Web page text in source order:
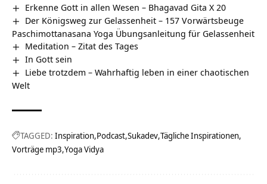
Erkenne Gott in allen Wesen – Bhagavad Gita X 20
Der Königsweg zur Gelassenheit – 157 Vorwärtsbeuge
Paschimottanasana Yoga Übungsanleitung für Gelassenheit
Meditation – Zitat des Tages
In Gott sein
Liebe trotzdem – Wahrhaftig leben in einer chaotischen
Welt
TAGGED: Inspiration Podcast Sukadev Tägliche Inspirationen
Vorträge mp3 Yoga Vidya